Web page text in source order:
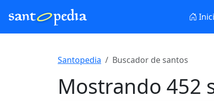
Santopedia Buscador de santos
Mostrando 452